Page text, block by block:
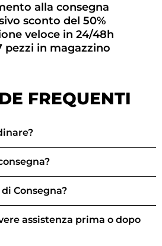
alla consegna
sconto del 50%
veloce in 24/48h
pezzi in magazzino
FREQUENTI
Consegna?
assistenza prima o dopo